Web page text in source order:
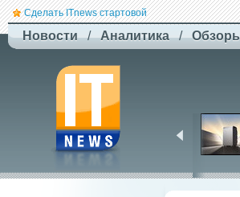
Сделать ITnews стартовой
Новости / Аналитика /
платною через високі
витрати на роботу ІІ